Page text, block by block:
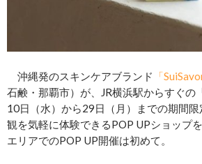
沖縄発のスキンケアブランド 「
石鹸・那覇市）が、JR横浜駅からすぐの
10日（水）から29日（月）までの期間
観を気軽に体験できるPOP UPショップ
エリアでのPOP UP開催は初めて。